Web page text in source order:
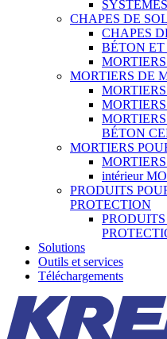
CHAPES DE SOL
CHAPES
BÉTON ET
MORTIERS DE
BÉTON
MORTIERS
intérieur
PRODUITS
PROTECTION
Solutions
Outils et services
Téléchargements